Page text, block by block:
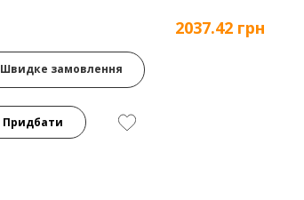
2037.42 грн
Швидке замовлення
Придбати